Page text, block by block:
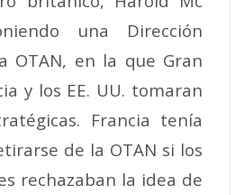
una Dirección
OTAN, en la que Gran
y los EE. UU. tomaran
Francia tenía
de la OTAN si los
rechazaban la idea de